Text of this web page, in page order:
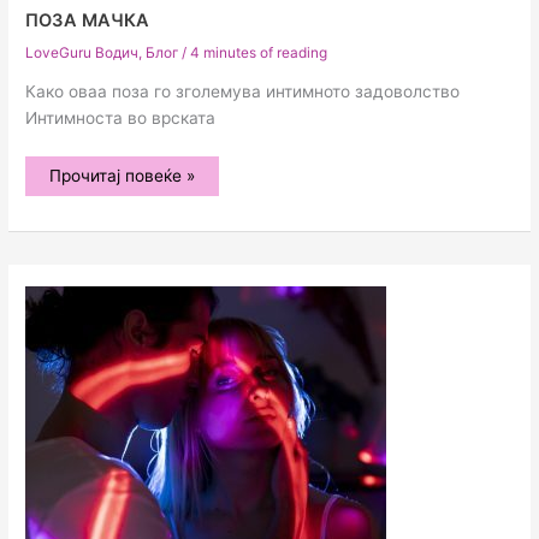
ПОЗА МАЧКА
LoveGuru Водич, Блог /4 minutes of reading
Како оваа поза го зголемува интимното задоволство
Интимноста во врската
Поза
Мачка
Прочитај повеќе »